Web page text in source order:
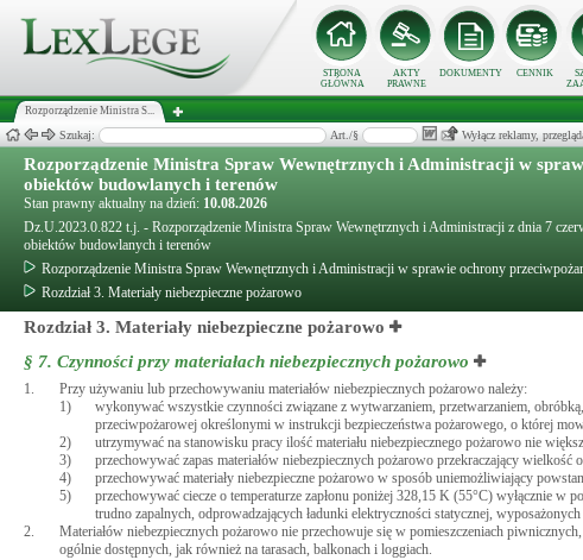
STRONA
GŁÓWNA
AKTY
PRAWNE
DOKUMENTY CENNIK
Rozporządzenie Ministra S...
Szukaj: Art./§ Wyłącz reklamy,
Rozporządzenie Ministra Spraw Wewnętrznych i Administracji w
obiektów budowlanych i terenów
Stan prawny aktualny na dzień: 10.08.2026
Dz.U.2023.0.822 t.j. - Rozporządzenie Ministra Spraw Wewnętrznych i Administracji z dnia 7
obiektów budowlanych i terenów
Rozporządzenie Ministra Spraw Wewnętrznych i Administracji w sprawie ochrony
Rozdział 3. Materiały niebezpieczne pożarowo
Rozdział 3. Materiały niebezpieczne pożarowo
§ 7. Czynności przy materiałach niebezpiecznych pożarowo
1.
Przy używaniu lub przechowywaniu materiałów niebezpiecznych pożarowo należy:
1)
wykonywać wszystkie czynności związane z wytwarzaniem, przetwarzaniem,
przeciwpożarowej określonymi w instrukcji bezpieczeństwa pożarowego, o której
2)
utrzymywać na stanowisku pracy ilość materiału niebezpiecznego pożarowo nie
3)
przechowywać zapas materiałów niebezpiecznych pożarowo przekraczający
4)
przechowywać materiały niebezpieczne pożarowo w sposób uniemożliwiający
5)
przechowywać ciecze o temperaturze zapłonu poniżej 328,15 K (55°C) wyłącznie w
trudno zapalnych, odprowadzających ładunki elektryczności statycznej,
2.
Materiałów niebezpiecznych pożarowo nie przechowuje się w pomieszczeniach
ogólnie dostępnych, jak również na tarasach, balkonach i loggiach.